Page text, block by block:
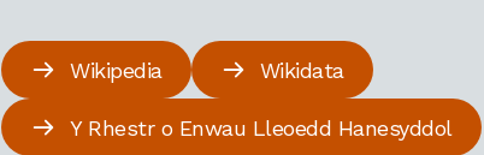
Wikipedia Wikidata
Y Rhestr o Enwau Lleoedd Hanesyddol